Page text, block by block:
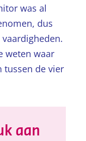
was al
dus
weten waar
tussen de vier
aan